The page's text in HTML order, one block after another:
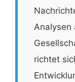
Analysen
richtet